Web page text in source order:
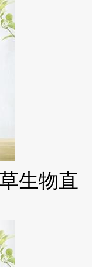
生物直